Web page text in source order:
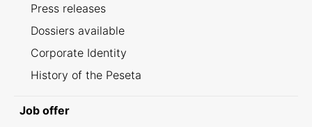
Press releases
Dossiers available
Corporate Identity
History of the Peseta
Job offer